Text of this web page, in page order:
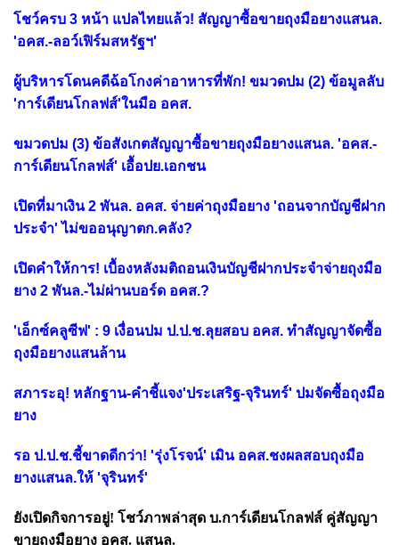
โชว์ครบ 3 หน้า แปลไทยแล้ว! สัญญาซื้อขายถุงมือยางแสนล.
'อคส.-ลอว์เฟิร์มสหรัฐฯ'
ผู้บริหารโดนคดีฉ้อโกงค่าอาหารที่พัก! ขมวดปม (2) ข้อมูลลับ
'การ์เดียนโกลฟส์'ในมือ อคส.
ขมวดปม (3) ข้อสังเกตสัญญาซื้อขายถุงมือยางแสนล. 'อคส.-
การ์เดียนโกลฟส์' เอื้อปย.เอกชน
เปิดที่มาเงิน 2 พันล. อคส. จ่ายค่าถุงมือยาง 'ถอนจากบัญชีฝาก
ประจำ' ไม่ขออนุญาตก.คลัง?
เปิดคำให้การ! เบื้องหลังมติถอนเงินบัญชีฝากประจำจ่ายถุงมือ
ยาง 2 พันล.-ไม่ผ่านบอร์ด อคส.?
'เอ็กซ์คลูซีฟ' : 9 เงื่อนปม ป.ป.ช.ลุยสอบ อคส. ทำสัญญาจัดซื้อ
ถุงมือยางแสนล้าน
สภาระอุ! หลักฐาน-คำชี้แจง'ประเสริฐ-จุรินทร์' ปมจัดซื้อถุงมือ
ยาง
รอ ป.ป.ช.ชี้ขาดดีกว่า! 'รุ่งโรจน์' เมิน อคส.ชงผลสอบถุงมือ
ยางแสนล.ให้ 'จุรินทร์'
ยังเปิดกิจการอยู่! โชว์ภาพล่าสุด บ.การ์เดียนโกลฟส์ คู่สัญญา
ขายถุงมือยาง อคส. แสนล.